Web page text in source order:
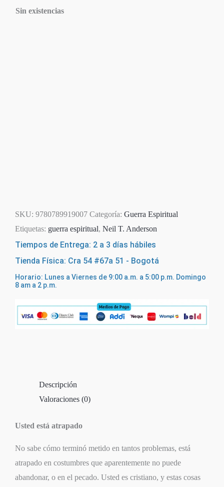
Sin existencias
SKU: 9780789919007 Categoría: Guerra Espiritual
Etiquetas: guerra espiritual, Neil T. Anderson
Tiempos de Entrega: 2 a 3 días hábiles
Tienda Física: Cra 54 #67a 51 - Bogotá
Horario: Lunes a Viernes de 9:00 a.m. a 5:00 p.m. Domingo
8 am a 2 p.m.
Descripción
Valoraciones (0)
Usted está atrapado
No sabe cómo terminó metido en tantos problemas, está
atrapado en costumbres que aparentemente no puede
abandonar, o en el pecado. Usted es cristiano, y estas cosas